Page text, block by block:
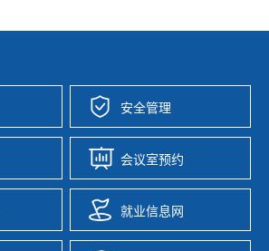
安全管理
会议室预约
就业信息网